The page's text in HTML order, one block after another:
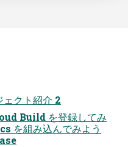
ェクト紹介 2
Build を登録してみ
組み込んでみよう